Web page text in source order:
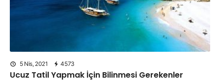
5 Nis, 2021 4573
Ucuz Tatil Yapmak İçin Bilinmesi Gerekenler